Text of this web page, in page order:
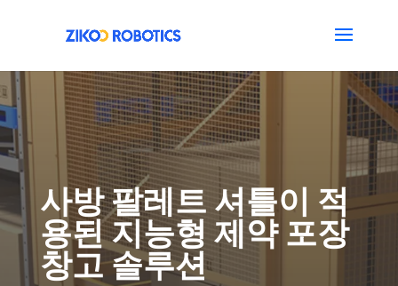
사방 팔레트 셔틀이 적
용된 지능형 제약 포장
창고 솔루션